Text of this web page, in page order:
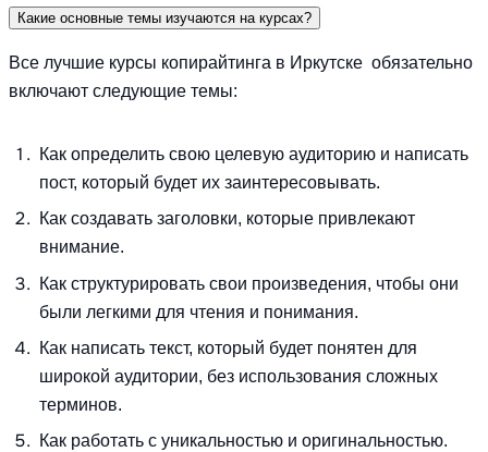
Какие основные темы изучаются на курсах?
Все лучшие курсы копирайтинга в Иркутске обязательно
включают следующие темы:
Как определить свою целевую аудиторию и написать
пост, который будет их заинтересовывать.
Как создавать заголовки, которые привлекают
внимание.
Как структурировать свои произведения, чтобы они
были легкими для чтения и понимания.
Как написать текст, который будет понятен для
широкой аудитории, без использования сложных
терминов.
Как работать с уникальностью и оригинальностью.